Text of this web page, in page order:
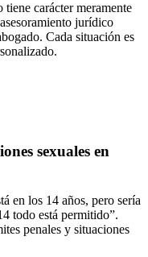
carácter meramente
jurídico
Cada situación es
sexuales en
en los 14 años, pero sería
todo está permitido”.
penales y situaciones